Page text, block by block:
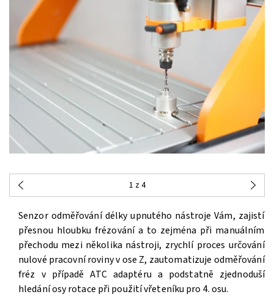
1 z 4
Senzor odměřování délky upnutého nástroje Vám, zajistí
přesnou hloubku frézování a to zejména při manuálním
přechodu mezi několika nástroji, zrychlí proces určování
nulové pracovní roviny v ose Z, zautomatizuje odměřování
fréz v případě ATC adaptéru a podstatně zjednoduší
hledání osy rotace při použití vřeteníku pro 4. osu.